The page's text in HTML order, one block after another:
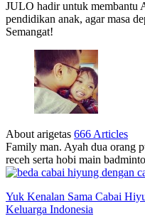
JULO hadir untuk membantu
pendidikan anak, agar masa
Semangat!
About arigetas 666 Articles
Family man. Ayah dua orang
receh serta hobi main
Yuk Kenalan Sama Cabai
Keluarga Indonesia